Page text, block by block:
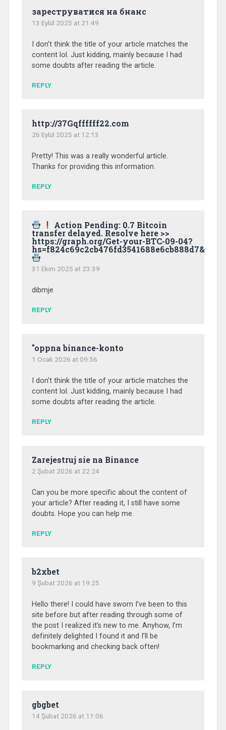
зареструватися на бнанс
13 Eylül 2025 at 21:49
I don’t think the title of your article matches the
content lol. Just kidding, mainly because I had
some doubts after reading the article.
REPLY
http://37Gqffffff22.com
26 Eylül 2025 at 12:13
Pretty! This was a really wonderful article.
Thanks for providing this information.
REPLY
Action Pending: 0.7 Bitcoin
transfer delayed. Resolve here >>
https://graph.org/Get-your-BTC-09-04?
hs=f824c69c2cb476fd3541688e6cb888d7&
31 Ekim 2025 at 23:39
dibmje
REPLY
"oppna binance-konto
1 Ocak 2026 at 09:56
I don’t think the title of your article matches the
content lol. Just kidding, mainly because I had
some doubts after reading the article.
REPLY
Zarejestruj sie na Binance
2 Şubat 2026 at 22:24
Can you be more specific about the content of
your article? After reading it, I still have some
doubts. Hope you can help me.
REPLY
b2xbet
9 Şubat 2026 at 19:25
Hello there! I could have sworn I’ve been to this
site before but after reading through some of
the post I realized it’s new to me. Anyhow, I’m
definitely delighted I found it and I’ll be
bookmarking and checking back often!
REPLY
gbgbet
14 Şubat 2026 at 11:06